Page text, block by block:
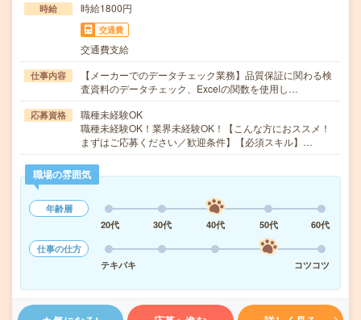
時給 時給1800円
交通費
交通費支給
仕事内容
【メーカーでのデータチェック業務】品質保証に関わる検
査資料のデータチェック、Excelの関数を使用し…
応募資格
職種未経験OK
職種未経験OK！業界未経験OK！【こんな方におススメ！
まずはご応募ください／歓迎条件】【必須スキル】…
職場の雰囲気
年齢層
20代
30代 40代 50代
60代
仕事の仕方
テキパキ
コツコツ